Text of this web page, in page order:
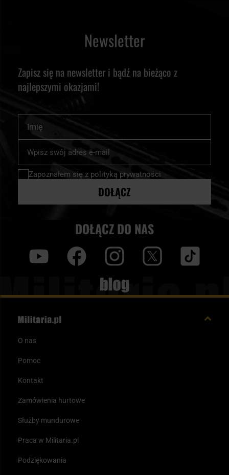
Newsletter
Zapisz się na newsletter i bądź na bieżąco z
najlepszymi okazjami!
nasz
newsletter:
Zapoznałem się z polityką prywatności
DOŁĄCZ
DOŁĄCZ DO NAS
Blog
O nas
Pomoc
Kontakt
Zamówienia hurtowe
Służby mundurowe
Praca w Militaria.pl
Podziękowania